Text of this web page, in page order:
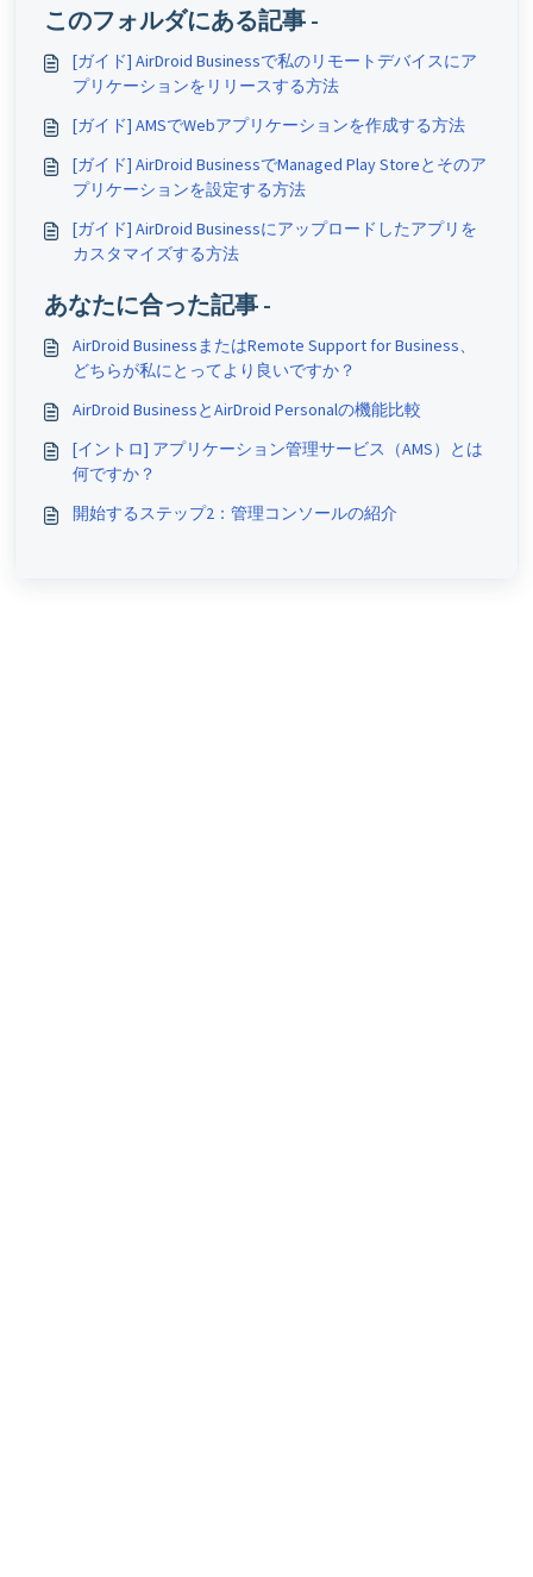
このフォルダにある記事 -
[ガイド] AirDroid Businessで私のリモートデバイスにア
プリケーションをリリースする方法
[ガイド] AMSでWebアプリケーションを作成する方法
[ガイド] AirDroid BusinessでManaged Play Storeとそのア
プリケーションを設定する方法
[ガイド] AirDroid Businessにアップロードしたアプリを
カスタマイズする方法
あなたに合った記事 -
AirDroid BusinessまたはRemote Support for Business、
どちらが私にとってより良いですか？
AirDroid BusinessとAirDroid Personalの機能比較
[イントロ] アプリケーション管理サービス（AMS）とは
何ですか？
開始するステップ2：管理コンソールの紹介